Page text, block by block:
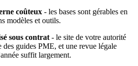
coûteux - les bases sont gérables en
modèles et outils.
sous contrat - le site de votre autorité
des guides PME, et une revue légale
suffit largement.